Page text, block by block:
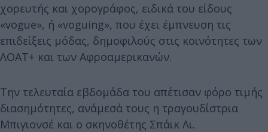
χορευτής και χορογράφος, ειδικά του είδους
«vogue», ή «voguing», που έχει έμπνευση τις
επιδείξεις μόδας, δημοφιλούς στις κοινότητες των
ΛΟΑΤ+ και των Αφροαμερικανών.
Την τελευταία εβδομάδα του απέτισαν φόρο τιμής
διασημότητες, ανάμεσά τους η τραγουδίστρια
Μπιγιονσέ και ο σκηνοθέτης Σπάικ Λι.